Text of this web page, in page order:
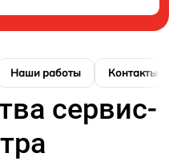
Наши работы Контакты
сервис-